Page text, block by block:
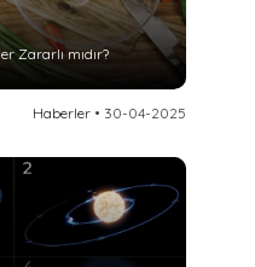
Zararlı mıdır?
Haberler• 30-04-2025